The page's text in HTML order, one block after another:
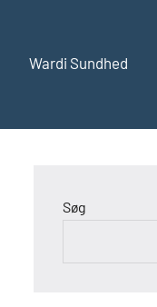
Wardi Sundhed
Søg